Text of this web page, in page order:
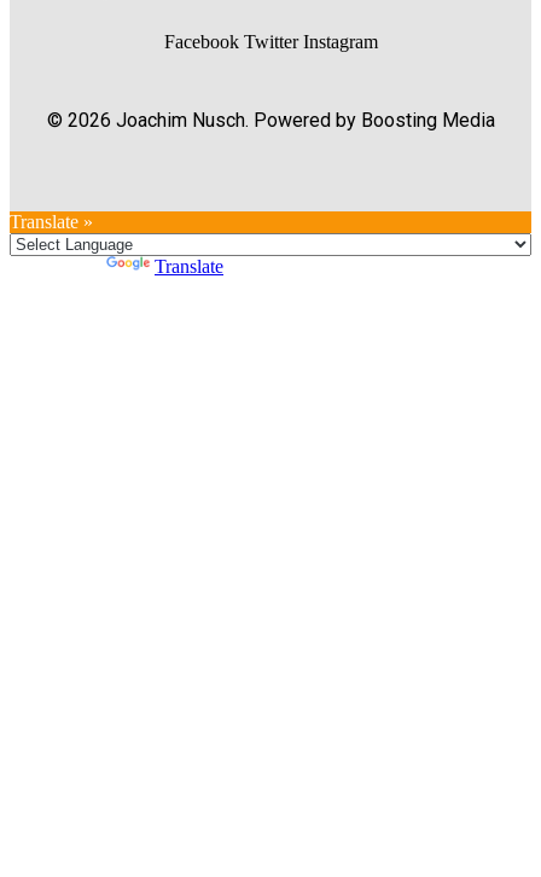
Facebook Twitter Instagram
© 2026 Joachim Nusch. Powered by Boosting Media
Translate »
Translate